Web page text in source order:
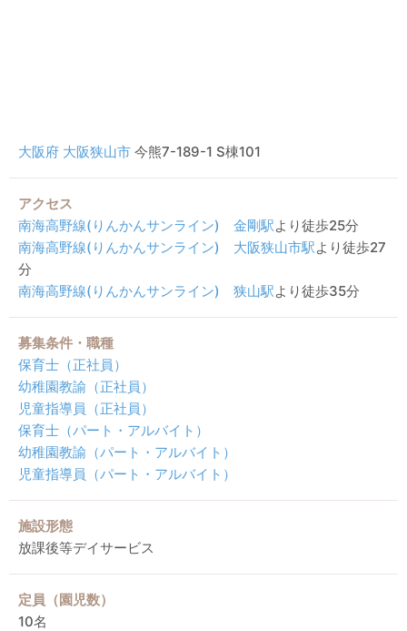
大阪府 大阪狭山市 今熊7-189-1 S棟101
アクセス
南海高野線(りんかんサンライン)
金剛駅より徒歩25分
南海高野線(りんかんサンライン)
大阪狭山市駅より徒歩27
分
南海高野線(りんかんサンライン)
狭山駅より徒歩35分
募集条件・職種
保育士（正社員）
幼稚園教諭（正社員）
児童指導員（正社員）
保育士（パート・アルバイト）
幼稚園教諭（パート・アルバイト）
児童指導員（パート・アルバイト）
施設形態
放課後等デイサービス
定員（園児数）
10名